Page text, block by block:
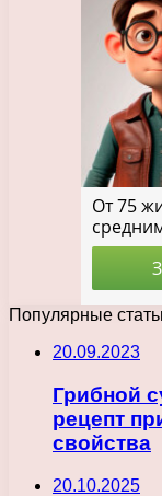
Популярные
20.09.2023
Грибной
рецепт
свойства
20.10.2025